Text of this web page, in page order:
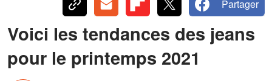
Partager
Voici les tendances des jeans
pour le printemps 2021